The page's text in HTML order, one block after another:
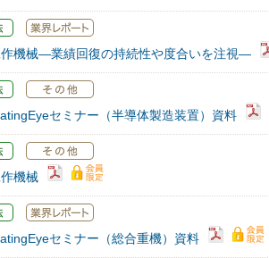
作機械―業績回復の持続性や度合いを注視―
セミナー（半導体製造装置）資料
作機械
セミナー（総合重機）資料